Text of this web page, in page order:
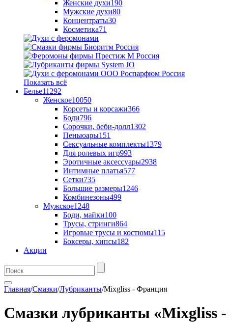
Женские духи190
Мужские духи80
Концентраты30
Косметика71
Показать всё
Белье11292
Женское10050
Корсеты и корсажи366
Боди796
Сорочки, беби-долл1302
Пеньюары151
Сексуальные комплекты1379
Для ролевых игр993
Эротичные аксессуары2938
Интимные платья577
Сетки735
Большие размеры1246
Комбинезоны499
Мужское1248
Боди, майки100
Трусы, стринги864
Игровые трусы и костюмы115
Боксеры, хипсы182
Акции
Главная/Смазки/Лубриканты/Mixgliss - Франция
Смазки лубриканты «Mixgliss